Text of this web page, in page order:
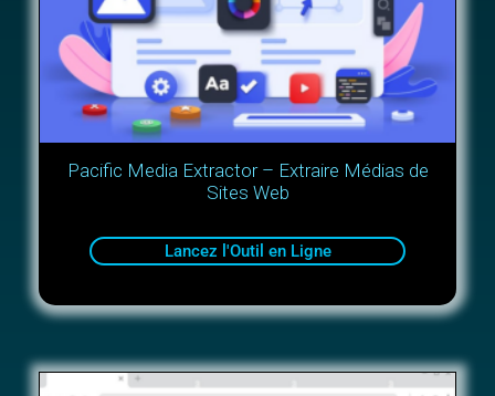
Pacific Media Extractor – Extraire Médias de
Sites Web
Lancez l'Outil en Ligne